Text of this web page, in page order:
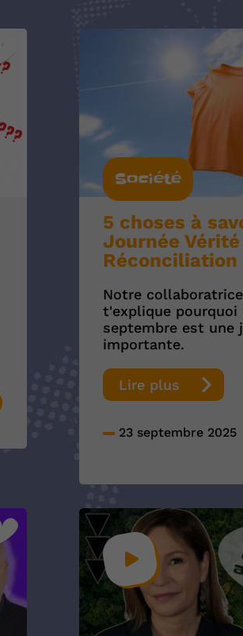
Société
5 choses à
Journée
Réconciliation
Notre
t'explique pourquoi
septembre est une
importante.
Lire plus
23 septembre 2025